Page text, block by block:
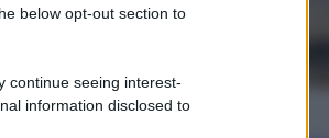
below opt-out section to
continue seeing interest-
information disclosed to
Esteri